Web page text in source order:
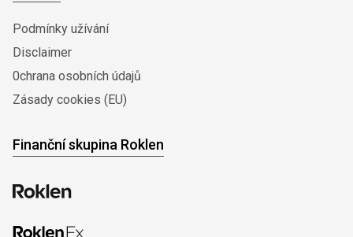
Podmínky užívání
Disclaimer
0chrana osobních údajů
Zásady cookies (EU)
Finanční skupina Roklen